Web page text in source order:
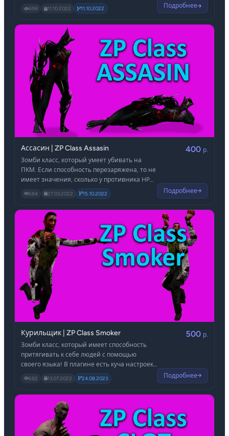
звуком. В конфиге много настроек, в том
числе позволяющие сделать этот зомби
класс под какую-то привилегию.
698 11.10.2022 11.10.2022 Подробнее
Ассасин | ZP Class Assasin
Зомби класс, который умеет убивать на
ПКМ. Если способность перезаряжена, то не
имеет значения, сколько у противника HP
или Брони - мгновенное убийство на ПКМ.
Есть оформленный в худе таймер
перезарядки способности. Класс отлично
подойдёт для привилегий!
684 27.03.2022 15.10.2022
400 р.
Подробнее
Курильщик | ZP Class Smoker
Зомби класс, который имеет способность
притягивать к себе людей с помощью
своего языка! В плагине есть куча настроек
вроде: отпускания языка при попадании
курильщику в голову, отпускание языка при
получении определённого урона, настройка
позволяющую запретить курильщику
двигаться при использовании способности
и многое другое!
682 13.07.2022 24.08.2023
500 р.
Подробнее